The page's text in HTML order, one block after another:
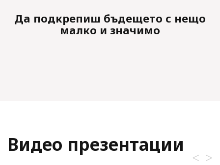
Да подкрепиш бъдещето с нещо
малко и значимо
Видео презентации
< >